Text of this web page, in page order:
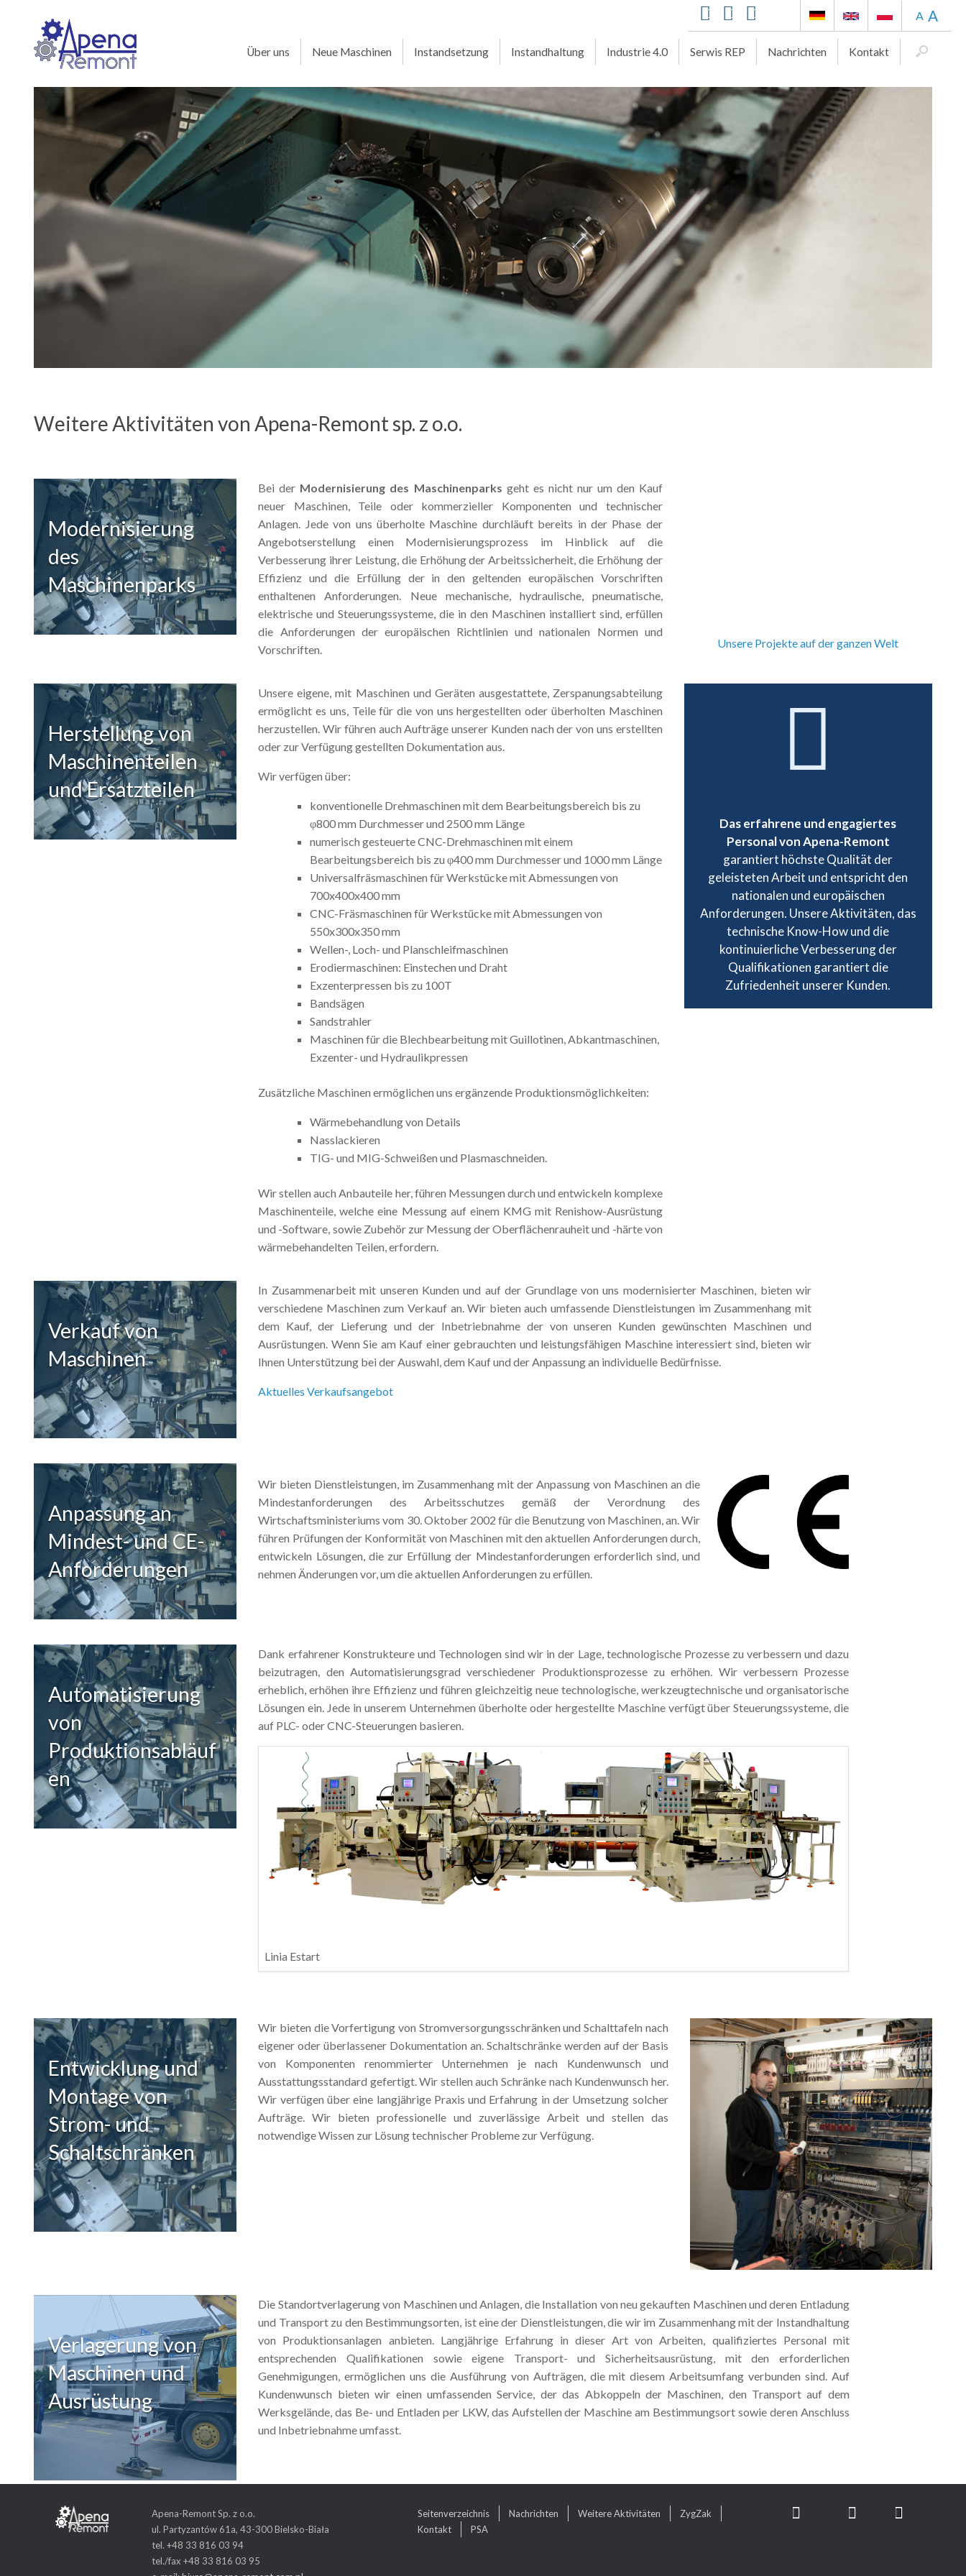
A A
Über uns Neue Maschinen Instandsetzung Instandhaltung Industrie 4.0 Serwis REP Nachrichten Kontakt
Weitere Aktivitäten von Apena-Remont sp. z o.o.
Modernisierung
des
Maschinenparks
Bei der Modernisierung des Maschinenparks geht es nicht nur um den Kauf
neuer Maschinen, Teile oder kommerzieller Komponenten und technischer
Anlagen. Jede von uns überholte Maschine durchläuft bereits in der Phase der
Angebotserstellung einen Modernisierungsprozess im Hinblick auf die
Verbesserung ihrer Leistung, die Erhöhung der Arbeitssicherheit, die Erhöhung der
Effizienz und die Erfüllung der in den geltenden europäischen Vorschriften
enthaltenen Anforderungen. Neue mechanische, hydraulische, pneumatische,
elektrische und Steuerungssysteme, die in den Maschinen installiert sind, erfüllen
die Anforderungen der europäischen Richtlinien und nationalen Normen und
Vorschriften.
Unsere Projekte auf der ganzen Welt
Herstellung von
Maschinenteilen
und Ersatzteilen
Unsere eigene, mit Maschinen und Geräten ausgestattete, Zerspanungsabteilung
ermöglicht es uns, Teile für die von uns hergestellten oder überholten Maschinen
herzustellen. Wir führen auch Aufträge unserer Kunden nach der von uns erstellten
oder zur Verfügung gestellten Dokumentation aus.
Wir verfügen über:
konventionelle Drehmaschinen mit dem Bearbeitungsbereich bis zu
φ800 mm Durchmesser und 2500 mm Länge
numerisch gesteuerte CNC-Drehmaschinen mit einem
Bearbeitungsbereich bis zu φ400 mm Durchmesser und 1000 mm Länge
Universalfräsmaschinen für Werkstücke mit Abmessungen von
700x400x400 mm
CNC-Fräsmaschinen für Werkstücke mit Abmessungen von
550x300x350 mm
Wellen-, Loch- und Planschleifmaschinen
Erodiermaschinen: Einstechen und Draht
Exzenterpressen bis zu 100T
Bandsägen
Sandstrahler
Maschinen für die Blechbearbeitung mit Guillotinen, Abkantmaschinen,
Exzenter- und Hydraulikpressen
Zusätzliche Maschinen ermöglichen uns ergänzende Produktionsmöglichkeiten:
Wärmebehandlung von Details
Nasslackieren
TIG- und MIG-Schweißen und Plasmaschneiden.
Wir stellen auch Anbauteile her, führen Messungen durch und entwickeln komplexe
Maschinenteile, welche eine Messung auf einem KMG mit Renishow-Ausrüstung
und -Software, sowie Zubehör zur Messung der Oberflächenrauheit und -härte von
wärmebehandelten Teilen, erfordern.
Das erfahrene und engagiertes
Personal von Apena-Remont
garantiert höchste Qualität der
geleisteten Arbeit und entspricht den
nationalen und europäischen
Anforderungen. Unsere Aktivitäten, das
technische Know-How und die
kontinuierliche Verbesserung der
Qualifikationen garantiert die
Zufriedenheit unserer Kunden.
Verkauf von
Maschinen
In Zusammenarbeit mit unseren Kunden und auf der Grundlage von uns modernisierter Maschinen, bieten wir
verschiedene Maschinen zum Verkauf an. Wir bieten auch umfassende Dienstleistungen im Zusammenhang mit
dem Kauf, der Lieferung und der Inbetriebnahme der von unseren Kunden gewünschten Maschinen und
Ausrüstungen. Wenn Sie am Kauf einer gebrauchten und leistungsfähigen Maschine interessiert sind, bieten wir
Ihnen Unterstützung bei der Auswahl, dem Kauf und der Anpassung an individuelle Bedürfnisse.
Aktuelles Verkaufsangebot
Anpassung an
Mindest- und CE-
Anforderungen
Wir bieten Dienstleistungen, im Zusammenhang mit der Anpassung von Maschinen an die
Mindestanforderungen des Arbeitsschutzes gemäß der Verordnung des
Wirtschaftsministeriums vom 30. Oktober 2002 für die Benutzung von Maschinen, an. Wir
führen Prüfungen der Konformität von Maschinen mit den aktuellen Anforderungen durch,
entwickeln Lösungen, die zur Erfüllung der Mindestanforderungen erforderlich sind, und
nehmen Änderungen vor, um die aktuellen Anforderungen zu erfüllen.
Automatisierung
von
Produktionsabläuf
en
Dank erfahrener Konstrukteure und Technologen sind wir in der Lage, technologische Prozesse zu verbessern und dazu
beizutragen, den Automatisierungsgrad verschiedener Produktionsprozesse zu erhöhen. Wir verbessern Prozesse
erheblich, erhöhen ihre Effizienz und führen gleichzeitig neue technologische, werkzeugtechnische und organisatorische
Lösungen ein. Jede in unserem Unternehmen überholte oder hergestellte Maschine verfügt über Steuerungssysteme, die
auf PLC- oder CNC-Steuerungen basieren.
Linia Estart
Entwicklung und
Montage von
Strom- und
Schaltschränken
Wir bieten die Vorfertigung von Stromversorgungsschränken und Schalttafeln nach
eigener oder überlassener Dokumentation an. Schaltschränke werden auf der Basis
von Komponenten renommierter Unternehmen je nach Kundenwunsch und
Ausstattungsstandard gefertigt. Wir stellen auch Schränke nach Kundenwunsch her.
Wir verfügen über eine langjährige Praxis und Erfahrung in der Umsetzung solcher
Aufträge. Wir bieten professionelle und zuverlässige Arbeit und stellen das
notwendige Wissen zur Lösung technischer Probleme zur Verfügung.
Verlagerung von
Maschinen und
Ausrüstung
Die Standortverlagerung von Maschinen und Anlagen, die Installation von neu gekauften Maschinen und deren Entladung
und Transport zu den Bestimmungsorten, ist eine der Dienstleistungen, die wir im Zusammenhang mit der Instandhaltung
von Produktionsanlagen anbieten. Langjährige Erfahrung in dieser Art von Arbeiten, qualifiziertes Personal mit
entsprechenden Qualifikationen sowie eigene Transport- und Sicherheitsausrüstung, mit den erforderlichen
Genehmigungen, ermöglichen uns die Ausführung von Aufträgen, die mit diesem Arbeitsumfang verbunden sind. Auf
Kundenwunsch bieten wir einen umfassenden Service, der das Abkoppeln der Maschinen, den Transport auf dem
Werksgelände, das Be- und Entladen per LKW, das Aufstellen der Maschine am Bestimmungsort sowie deren Anschluss
und Inbetriebnahme umfasst.
Apena-Remont Sp. z o.o.
ul. Partyzantów 61a, 43-300 Bielsko-Biała
tel. +48 33 816 03 94
tel./fax +48 33 816 03 95
Seitenverzeichnis Nachrichten Weitere Aktivitäten
ZygZak
Kontakt
PSA